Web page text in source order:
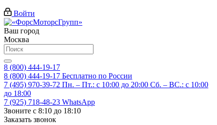
Войти
Ваш город
Москва
8 (800) 444-19-17
8 (800) 444-19-17 Бесплатно по России
7 (495) 970-39-72 Пн. – Пт.: с 10:00 до 20:00 Сб. – ВС.: c 10:00
до 18:00
7 (925) 718-48-23 WhatsApp
Звоните с 8:10 до 18:10
Заказать звонок